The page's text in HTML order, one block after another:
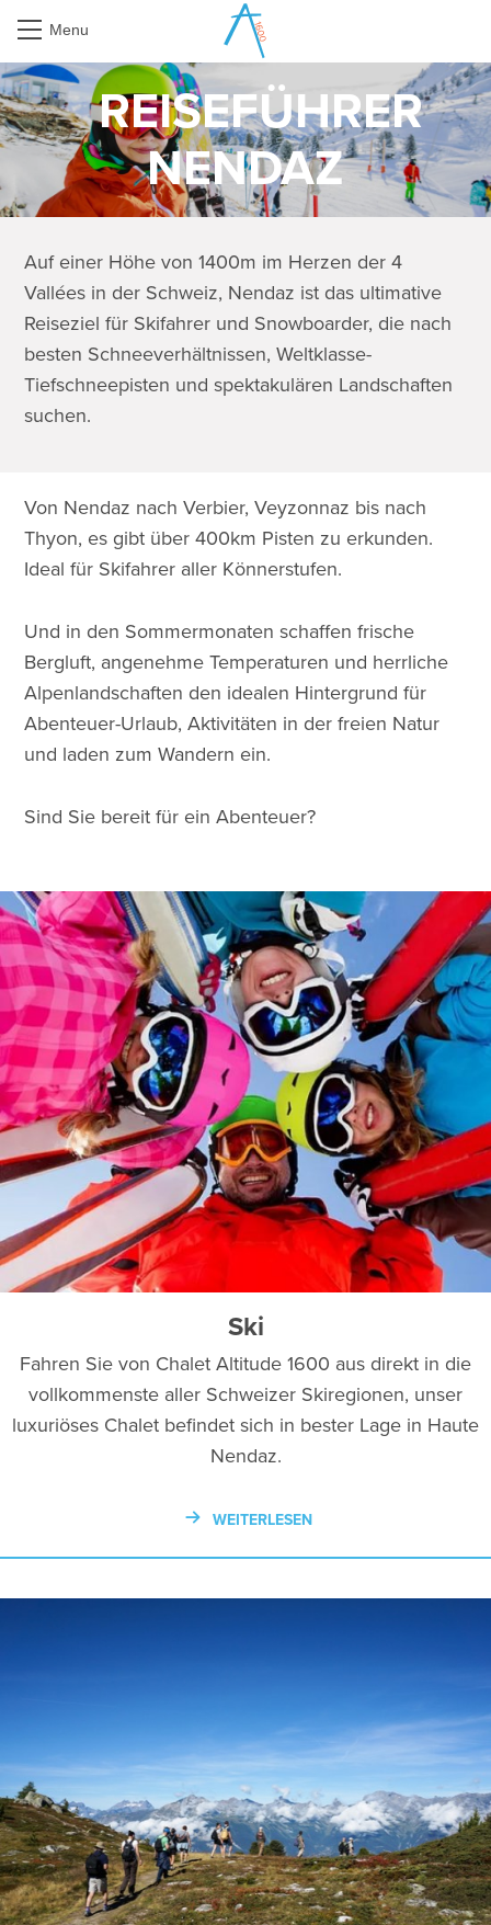
Menu
REISEFÜHRER
NENDAZ
Auf einer Höhe von 1400m im Herzen der 4
Vallées in der Schweiz, Nendaz ist das ultimative
Reiseziel für Skifahrer und Snowboarder, die nach
besten Schneeverhältnissen, Weltklasse-
Tiefschneepisten und spektakulären Landschaften
suchen.
Von Nendaz nach Verbier, Veyzonnaz bis nach
Thyon, es gibt über 400km Pisten zu erkunden.
Ideal für Skifahrer aller Könnerstufen.
Und in den Sommermonaten schaffen frische
Bergluft, angenehme Temperaturen und herrliche
Alpenlandschaften den idealen Hintergrund für
Abenteuer-Urlaub, Aktivitäten in der freien Natur
und laden zum Wandern ein.
Sind Sie bereit für ein Abenteuer?
Ski
Fahren Sie von Chalet Altitude 1600 aus direkt in die
vollkommenste aller Schweizer Skiregionen, unser
luxuriöses Chalet befindet sich in bester Lage in Haute
Nendaz.
WEITERLESEN